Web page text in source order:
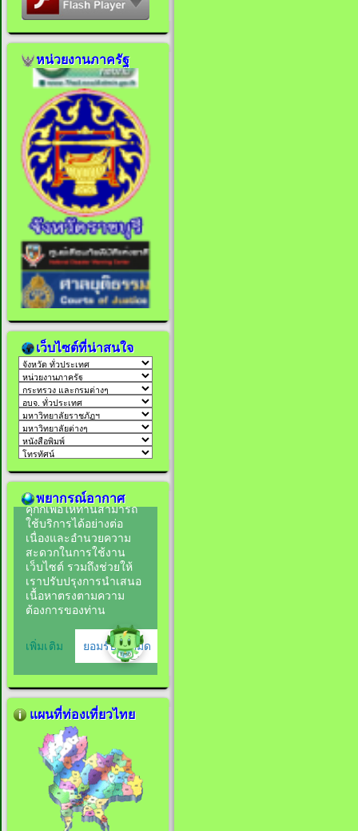
หน่วยงานภาครัฐ
เว็บไซต์ที่น่าสนใจ
พยากรณ์อากาศ
แผนที่ท่องเที่ยวไทย